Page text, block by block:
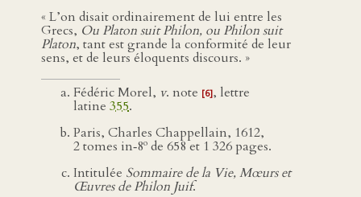
« L’on disait ordinairement de lui entre les
Grecs, Ou Platon suit Philon, ou Philon suit
Platon, tant est grande la conformité de leur
sens, et de leurs éloquents discours. »
Fédéric Morel, v. note [6], lettre
latine 355.
Paris, Charles Chappellain, 1612,
2 tomes in‑8o de 658 et 1 326 pages.
Intitulée Sommaire de la Vie, Mœurs et
Œuvres de Philon Juif.